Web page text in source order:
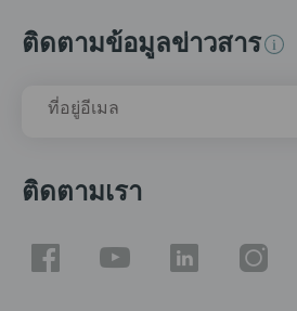
ติดตามข้อมูลข่าวสาร
ที่อยู่อีเมล
ติดตามเรา